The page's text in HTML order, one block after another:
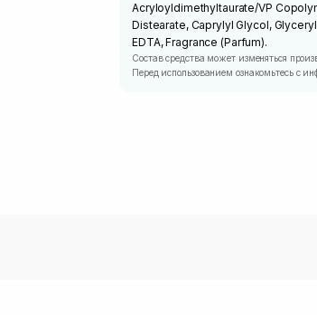
Acryloyldimethyltaurate/VP
Distearate, Caprylyl Glycol,
EDTA, Fragrance (Parfum).
Состав средства может изменяться
Перед использованием ознакомьтесь с